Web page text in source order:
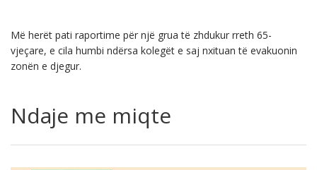
Më herët pati raportime për një grua të zhdukur rreth 65-
vjeçare, e cila humbi ndërsa kolegët e saj nxituan të evakuonin
zonën e djegur.
Ndaje me miqte